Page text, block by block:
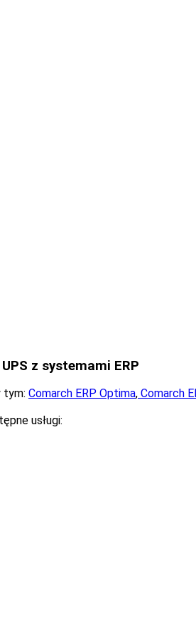
z systemami ERP
tym: Comarch ERP Optima, Comarch
usługi: